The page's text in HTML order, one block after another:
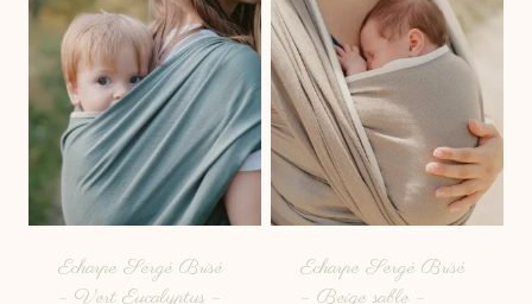
Echarpe Sergé Brisé
– Vert Eucalyptus –
Echarpe Sergé Brisé
– Beige sable –